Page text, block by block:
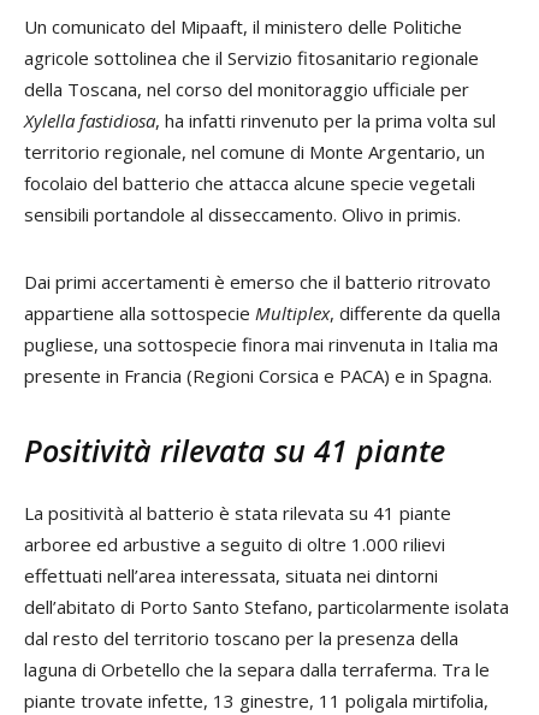
Un comunicato del Mipaaft, il ministero delle Politiche
agricole sottolinea che il Servizio fitosanitario regionale
della Toscana, nel corso del monitoraggio ufficiale per
Xylella fastidiosa, ha infatti rinvenuto per la prima volta sul
territorio regionale, nel comune di Monte Argentario, un
focolaio del batterio che attacca alcune specie vegetali
sensibili portandole al disseccamento. Olivo in primis.
Dai primi accertamenti è emerso che il batterio ritrovato
appartiene alla sottospecie Multiplex, differente da quella
pugliese, una sottospecie finora mai rinvenuta in Italia ma
presente in Francia (Regioni Corsica e PACA) e in Spagna.
Positività rilevata su 41 piante
La positività al batterio è stata rilevata su 41 piante
arboree ed arbustive a seguito di oltre 1.000 rilievi
effettuati nell’area interessata, situata nei dintorni
dell’abitato di Porto Santo Stefano, particolarmente isolata
dal resto del territorio toscano per la presenza della
laguna di Orbetello che la separa dalla terraferma. Tra le
piante trovate infette, 13 ginestre, 11 poligala mirtifolia,